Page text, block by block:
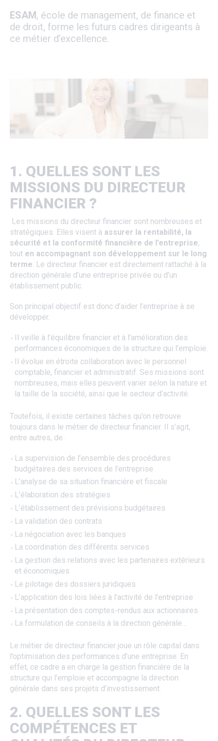
ESAM, école de management, de finance et
de droit, forme les futurs cadres dirigeants à
ce métier d’excellence.
1. QUELLES SONT LES
MISSIONS DU DIRECTEUR
FINANCIER ?
Les missions du directeur financier sont nombreuses et
stratégiques. Elles visent à assurer la rentabilité, la
sécurité et la conformité financière de l’entreprise,
tout en accompagnant son développement sur le long
terme . Le directeur financier est directement rattaché à la
direction générale d’une entreprise privée ou d’un
établissement public.
Son principal objectif est donc d’aider l’entreprise à se
développer.
Il veille à l’équilibre financier et à l’amélioration des
performances économiques de la structure qui l’emploie.
Il évolue en étroite collaboration avec le personnel
comptable, financier et administratif. Ses missions sont
nombreuses, mais elles peuvent varier selon la nature et
la taille de la société, ainsi que le secteur d’activité.
Toutefois, il existe certaines tâches qu’on retrouve
toujours dans le métier de directeur financier. Il s’agit,
entre autres, de :
La supervision de l’ensemble des procédures
budgétaires des services de l’entreprise
L’analyse de sa situation financière et fiscale
L’élaboration des stratégies
L’établissement des prévisions budgétaires
La validation des contrats
La négociation avec les banques
La coordination des différents services
La gestion des relations avec les partenaires extérieurs
et économiques
Le pilotage des dossiers juridiques
L’application des lois liées à l’activité de l’entreprise
La présentation des comptes-rendus aux actionnaires
La formulation de conseils à la direction générale…
Le métier de directeur financier joue un rôle capital dans
l’optimisation des performances d’une entreprise. En
effet, ce cadre a en charge la gestion financière de la
structure qui l’emploie et accompagne la direction
générale dans ses projets d’investissement.
2. QUELLES SONT LES
COMPÉTENCES ET